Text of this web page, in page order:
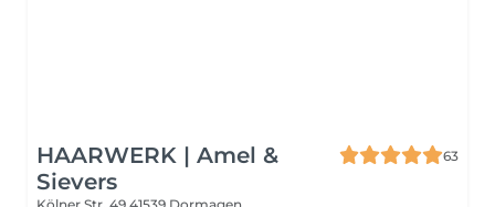
HAARWERK | Amel &
Sievers
63